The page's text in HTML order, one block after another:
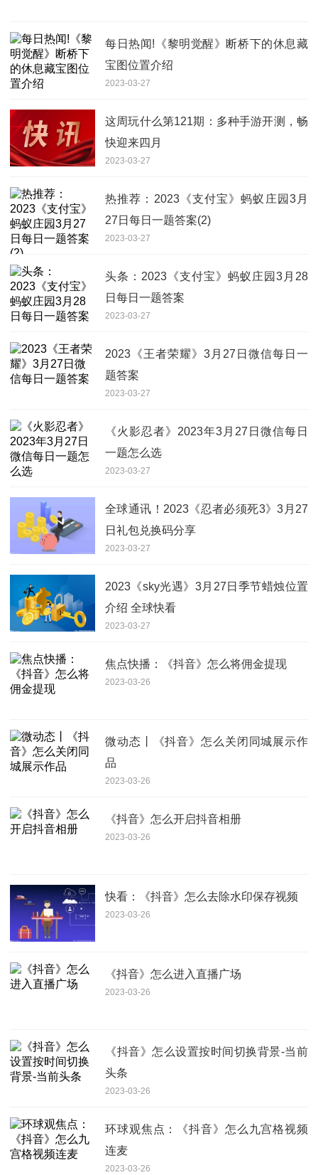
每日热闻!《黎明觉醒》断桥下的休息藏
宝图位置介绍
2023-03-27
这周玩什么第121期：多种手游开测，畅
快迎来四月
2023-03-27
热推荐：2023《支付宝》蚂蚁庄园3月
27日每日一题答案(2)
2023-03-27
头条：2023《支付宝》蚂蚁庄园3月28
日每日一题答案
2023-03-27
2023《王者荣耀》3月27日微信每日一
题答案
2023-03-27
《火影忍者》2023年3月27日微信每日
一题怎么选
2023-03-27
全球通讯！2023《忍者必须死3》3月27
日礼包兑换码分享
2023-03-27
2023《sky光遇》3月27日季节蜡烛位置
介绍 全球快看
2023-03-27
焦点快播：《抖音》怎么将佣金提现
2023-03-26
微动态丨《抖音》怎么关闭同城展示作
品
2023-03-26
《抖音》怎么开启抖音相册
2023-03-26
快看：《抖音》怎么去除水印保存视频
2023-03-26
《抖音》怎么进入直播广场
2023-03-26
《抖音》怎么设置按时间切换背景-当前
头条
2023-03-26
环球观焦点：《抖音》怎么九宫格视频
连麦
2023-03-26